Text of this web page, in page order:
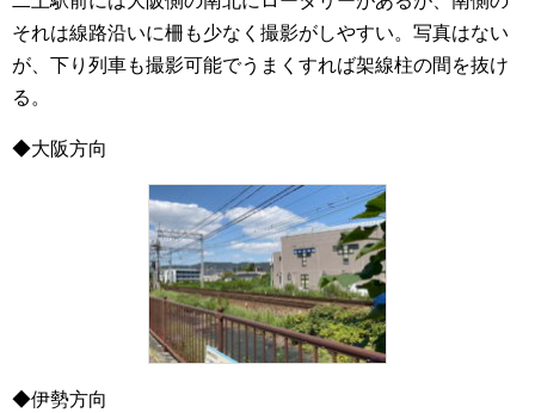
それは線路沿いに柵も少なく撮影がしやすい。写真はない
が、下り列車も撮影可能でうまくすれば架線柱の間を抜け
る。
◆大阪方向
◆伊勢方向